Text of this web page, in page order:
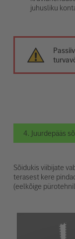
juhusliku
4. Juurdepääs
Sõidukis viibijate
terasest kere
(eelkõige